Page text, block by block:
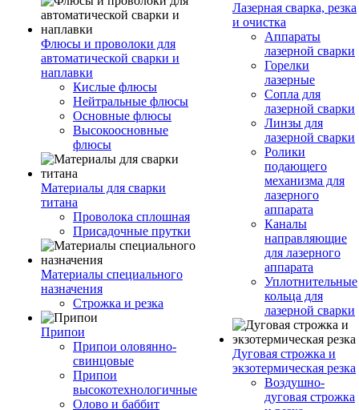
Флюсы и проволоки для
автоматической сварки и
наплавки
Кислые флюсы
Нейтральные флюсы
Основные флюсы
Высокоосновные
флюсы
Материалы для сварки
титана
Проволока сплошная
Присадочные прутки
Материалы специального
назначения
Строжка и резка
Припои
Припои оловянно-
свинцовые
Припои
высокотехнологичные
Олово и баббит
Лазерная сварка, резка
и очистка
Аппараты
лазерной сварки
Горелки
лазерные
Сопла для
лазерной сварки
Линзы для
лазерной сварки
Ролики
подающего
механизма для
лазерного
аппарата
Каналы
направляющие
для лазерного
аппарата
Уплотнительные
кольца для
лазерной сварки
Дуговая строжка и
экзотермическая резка
Воздушно-
дуговая строжка